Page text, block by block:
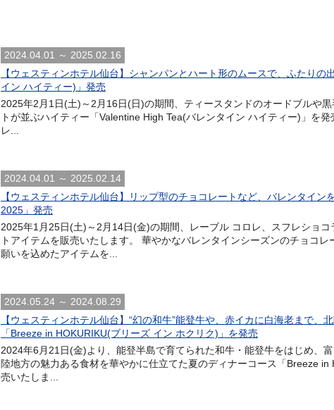
2024.04.01 ～ 2025.02.16
【ウェスティンホテル仙台】シャンパンとハート形のムースで、ふたりの
イン ハイティー)」発売
2025年2月1日(土)～2月16日(日)の期間、ティースタンドのオードブルや
トが並ぶハイティー「Valentine High Tea(バレンタイン ハイティー)」を
レ...
2024.04.01 ～ 2025.02.14
【ウェスティンホテル仙台】リップ型のチョコレートなど、バレンタイン
2025」発売
2025年1月25日(土)～2月14日(金)の期間、レーブル コロレ、スフレショ
トアイテムを販売いたします。 華やかなバレンタインシーズンのチョコ
願いを込めたアイテムを...
2024.05.24 ～ 2024.08.29
【ウェスティンホテル仙台】“幻の和牛”能登牛や、赤イカに白海老まで
「Breeze in HOKURIKU(ブリーズ イン ホクリク)」を発売
2024年6月21日(金)より、能登半島で育てられた和牛・能登牛をはじめ、
陸地方の魅力ある食材を華やかに仕立てた夏のディナーコース「Breeze
売いたしま...